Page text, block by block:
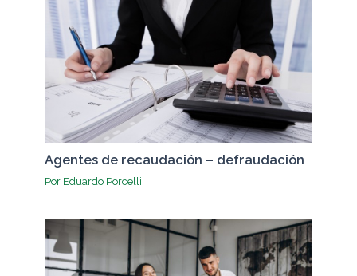
Agentes de recaudación – defraudación
Por Eduardo Porcelli